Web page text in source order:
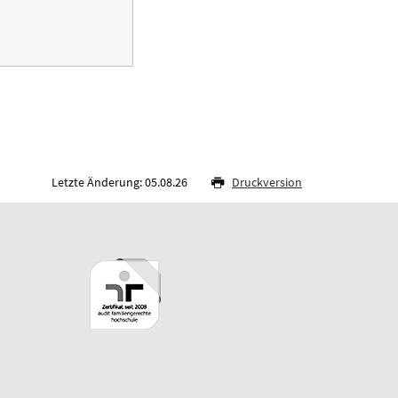
Letzte Änderung: 05.08.26 Druckversion